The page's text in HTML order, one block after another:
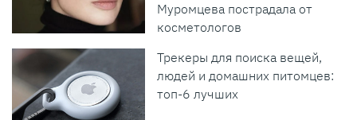
Муромцева пострадала от
косметологов
Трекеры для поиска вещей,
людей и домашних питомцев:
топ-6 лучших